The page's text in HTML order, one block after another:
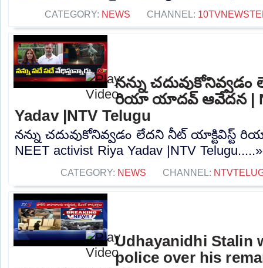
CATEGORY: NEWS CHANNEL:
నన్ను
రియా యాదవ్ ఆవేదన |
Yadav |NTV Telugu
నన్ను చదువుకోనివ్వడం లేదని నీట్
NEET activist Riya Yadav |NTV
CATEGORY: NEWS CHANNEL:
Udhayanidhi Stalin
police over his